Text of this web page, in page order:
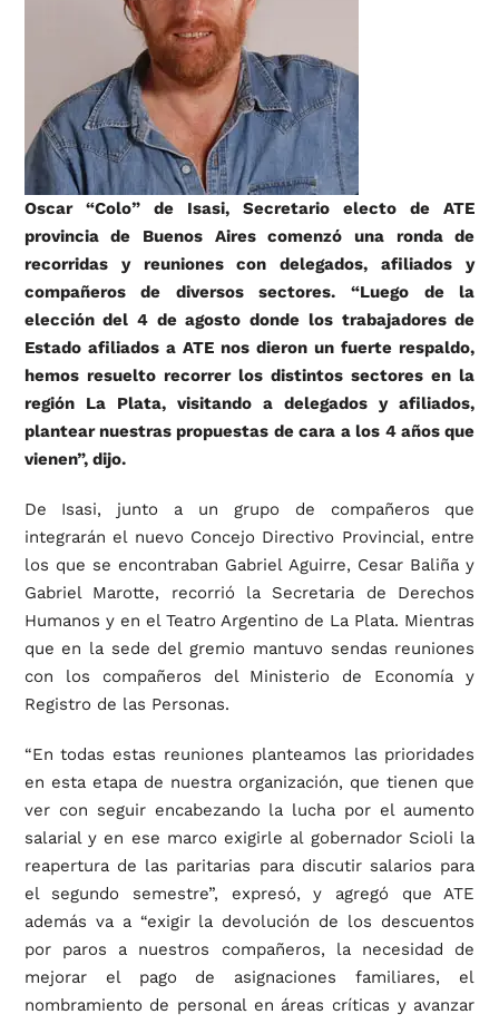
Oscar “Colo” de Isasi, Secretario electo de ATE
provincia de Buenos Aires comenzó una ronda de
recorridas y reuniones con delegados, afiliados y
compañeros de diversos sectores. “Luego de la
elección del 4 de agosto donde los trabajadores de
Estado afiliados a ATE nos dieron un fuerte respaldo,
hemos resuelto recorrer los distintos sectores en la
región La Plata, visitando a delegados y afiliados,
plantear nuestras propuestas de cara a los 4 años que
vienen”, dijo.
De Isasi, junto a un grupo de compañeros que
integrarán el nuevo Concejo Directivo Provincial, entre
los que se encontraban Gabriel Aguirre, Cesar Baliña y
Gabriel Marotte, recorrió la Secretaria de Derechos
Humanos y en el Teatro Argentino de La Plata. Mientras
que en la sede del gremio mantuvo sendas reuniones
con los compañeros del Ministerio de Economía y
Registro de las Personas.
“En todas estas reuniones planteamos las prioridades
en esta etapa de nuestra organización, que tienen que
ver con seguir encabezando la lucha por el aumento
salarial y en ese marco exigirle al gobernador Scioli la
reapertura de las paritarias para discutir salarios para
el segundo semestre”, expresó, y agregó que ATE
además va a “exigir la devolución de los descuentos
por paros a nuestros compañeros, la necesidad de
mejorar el pago de asignaciones familiares, el
nombramiento de personal en áreas críticas y avanzar